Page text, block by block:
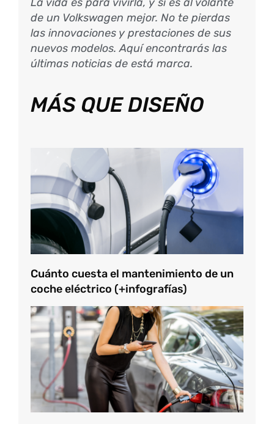
La vida es para vivirla, y si es al volante
de un Volkswagen mejor. No te pierdas
las innovaciones y prestaciones de sus
nuevos modelos. Aquí encontrarás las
últimas noticias de está marca.
MÁS QUE DISEÑO
Cuánto cuesta el mantenimiento de un
coche eléctrico (+infografías)